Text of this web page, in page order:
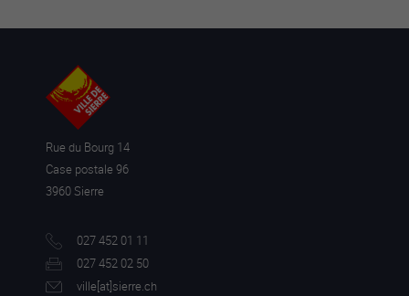
Rue du Bourg 14
Case postale 96
3960 Sierre
027 452 01 11
027 452 02 50
ville[at]sierre.ch